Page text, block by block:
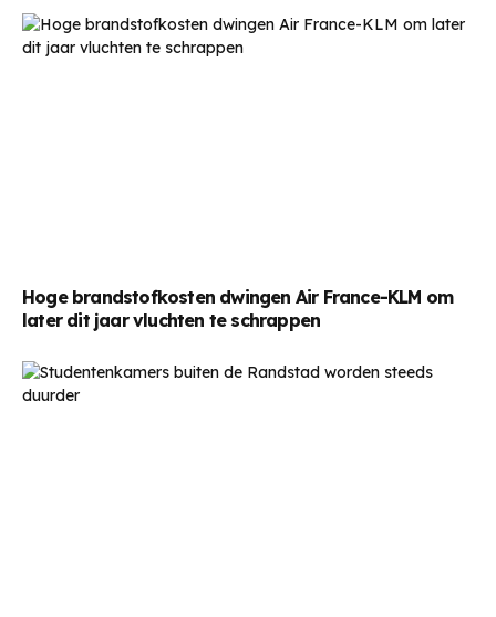
Hoge brandstofkosten dwingen Air France-KLM om
later dit jaar vluchten te schrappen